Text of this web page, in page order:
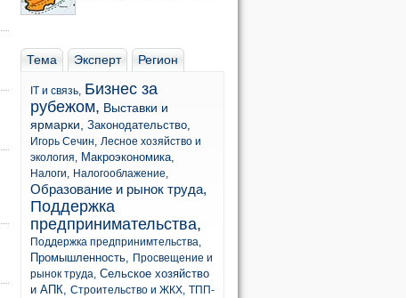
Тема Эксперт Регион
IT и связь, Бизнес за
рубежом, Выставки и
ярмарки, Законодательство,
Игорь Сечин, Лесное хозяйство и
экология, Макроэкономика,
Налоги, Налогооблажение,
Образование и рынок труда,
Поддержка
предпринимательства,
Поддержка предпринимтельства,
Промышленность, Просвещение и
рынок труда, Сельское хозяйство
и АПК, Строительство и ЖКХ, ТПП-